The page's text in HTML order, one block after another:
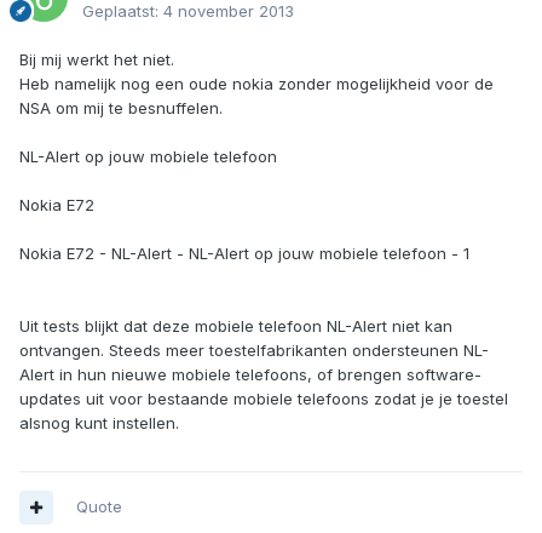
Geplaatst: 4 november 2013
Bij mij werkt het niet.
Heb namelijk nog een oude nokia zonder mogelijkheid voor de
NSA om mij te besnuffelen.
NL-Alert op jouw mobiele telefoon
Nokia E72
Nokia E72 - NL-Alert - NL-Alert op jouw mobiele telefoon - 1
Uit tests blijkt dat deze mobiele telefoon NL-Alert niet kan
ontvangen. Steeds meer toestelfabrikanten ondersteunen NL-
Alert in hun nieuwe mobiele telefoons, of brengen software-
updates uit voor bestaande mobiele telefoons zodat je je toestel
alsnog kunt instellen.
Quote